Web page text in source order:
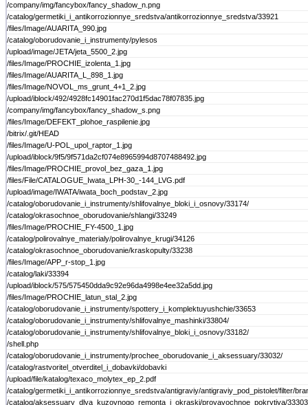
/company/img/fancybox/fancy_shadow_n.png
/catalog/germetiki_i_antikorrozionnye_sredstva/antikorrozionnye_sredstva/33921
/files/Image/AUARITA_990.jpg
/catalog/oborudovanie_i_instrumenty/pylesos
/upload/image/JETA/jeta_5500_2.jpg
/files/Image/PROCHIE_izolenta_1.jpg
/files/Image/AUARITA_L_898_1.jpg
/files/Image/NOVOL_ms_grunt_4+1_2.jpg
/upload/iblock/492/4928fc14901fac270d1f5dac78f07835.jpg
/company/img/fancybox/fancy_shadow_s.png
/files/Image/DEFEKT_plohoe_raspilenie.jpg
/bitrix/.git/HEAD
/files/Image/U-POL_upol_raptor_1.jpg
/upload/iblock/9f5/9f571da2cf074e8965994d8707488492.jpg
/files/Image/PROCHIE_provol_bez_gaza_1.jpg
/files/File/CATALOGUE_Iwata_LPH-30_-144_LVG.pdf
/upload/image/IWATA/iwata_boch_podstav_2.jpg
/catalog/oborudovanie_i_instrumenty/shlifovalnye_bloki_i_osnovy/33174/
/catalog/okrasochnoe_oborudovanie/shlangi/33249
/files/Image/PROCHIE_FY-4500_1.jpg
/catalog/polirovalnye_materialy/polirovalnye_krugi/34126
/catalog/okrasochnoe_oborudovanie/kraskopulty/33238
/files/Image/APP_r-stop_1.jpg
/catalog/laki/33394
/upload/iblock/575/575450dda9c92e96da4998e4ee32a5dd.jpg
/files/Image/PROCHIE_latun_stal_2.jpg
/catalog/oborudovanie_i_instrumenty/spottery_i_komplektuyushchie/33653
/catalog/oborudovanie_i_instrumenty/shlifovalnye_mashinki/33804/
/catalog/oborudovanie_i_instrumenty/shlifovalnye_bloki_i_osnovy/33182/
/shell.php
/catalog/oborudovanie_i_instrumenty/prochee_oborudovanie_i_aksessuary/33032/
/catalog/rastvoritel_otverditel_i_dobavki/dobavki
/upload/file/katalog/texaco_molytex_ep_2.pdf
/catalog/germetiki_i_antikorrozionnye_sredstva/antigraviy/antigraviy_pod_pistolet/filter/
/catalog/aksessuary_dlya_kuzovnogo_remonta_i_okraski/proyavochnoe_pokrytiya/